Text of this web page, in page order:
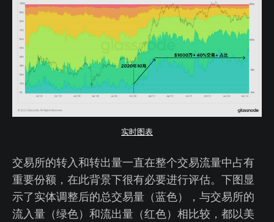
实时图表
交易所的转入和转出量一直在整个交易流量中占有
重要份额，在此背景下很有必要进行评估。下图显
示了实体调整后的总交易量（蓝色），与交易所的
流入量（绿色）和流出量（红色）相比较，都以美